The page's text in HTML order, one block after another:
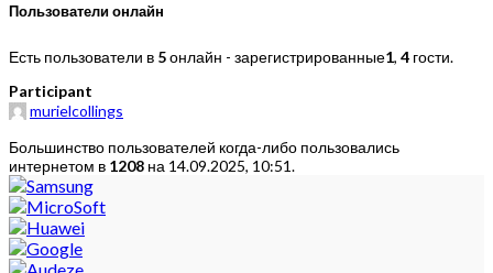
Пользователи онлайн
Есть пользователи в 5онлайн - зарегистрированные1, 4 гости.
Participant
murielcollings
Большинство пользователей когда-либо пользовались
интернетом в 1208 на 14.09.2025, 10:51.